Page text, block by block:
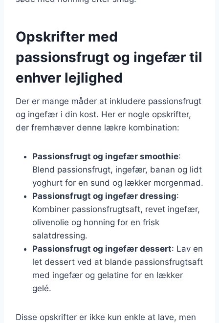
Opskrifter med
passionsfrugt og ingefær til
enhver lejlighed
Der er mange måder at inkludere passionsfrugt
og ingefær i din kost. Her er nogle opskrifter,
der fremhæver denne lækre kombination:
Passionsfrugt og ingefær smoothie:
Blend passionsfrugt, ingefær, banan og lidt
yoghurt for en sund og lækker morgenmad.
Passionsfrugt og ingefær dressing:
Kombiner passionsfrugtsaft, revet ingefær,
olivenolie og honning for en frisk
salatdressing.
Passionsfrugt og ingefær dessert: Lav en
let dessert ved at blande passionsfrugtsaft
med ingefær og gelatine for en lækker
gelé.
Disse opskrifter er ikke kun enkle at lave, men